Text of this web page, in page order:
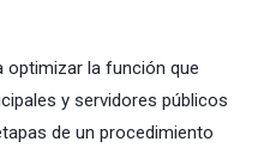
la función que
y servidores públicos
de un procedimiento